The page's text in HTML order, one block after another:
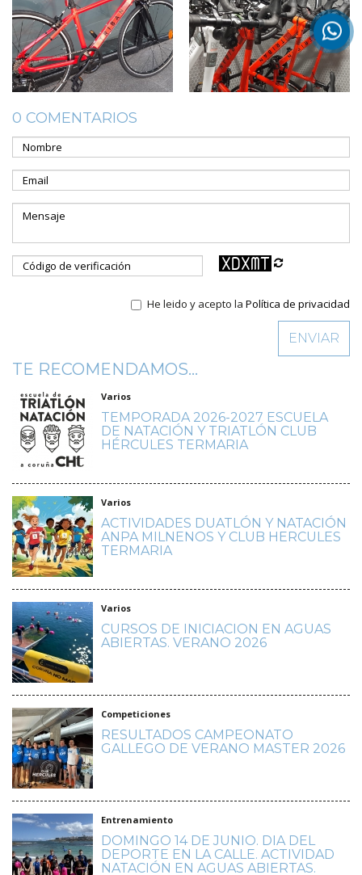
0 COMENTARIOS
He leido y acepto la Política de privacidad
TE RECOMENDAMOS...
Varios
TEMPORADA 2026-2027 ESCUELA
DE NATACIÓN Y TRIATLÓN CLUB
HÉRCULES TERMARIA
Varios
ACTIVIDADES DUATLÓN Y NATACIÓN
ANPA MILNENOS Y CLUB HERCULES
TERMARIA
Varios
CURSOS DE INICIACION EN AGUAS
ABIERTAS. VERANO 2026
Competiciones
RESULTADOS CAMPEONATO
GALLEGO DE VERANO MASTER 2026
Entrenamiento
DOMINGO 14 DE JUNIO. DIA DEL
DEPORTE EN LA CALLE. ACTIVIDAD
NATACIÓN EN AGUAS ABIERTAS.